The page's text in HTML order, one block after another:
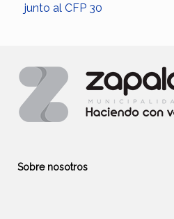
junto al CFP 30
Sobre nosotros